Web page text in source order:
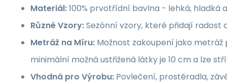
Materiál:100% prvotřídní bavlna - lehká, hladká
Různé Vzory:Sezónní vzory, které přidají radost
Metráž na Míru: Možnost zakoupení jako
minimální možná ustřižená látky je 10 cm a lze
Vhodná pro Výrobu: Povlečení, prostěradla,